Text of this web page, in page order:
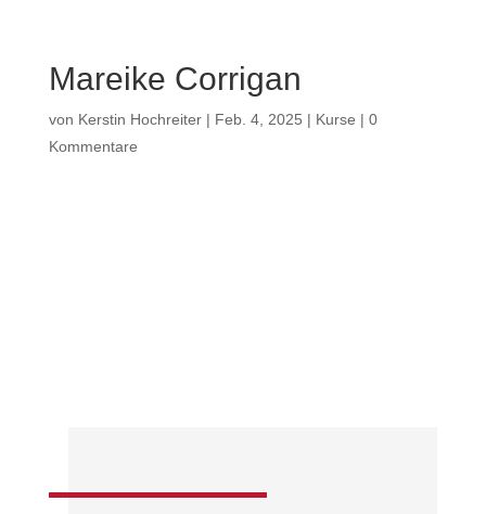
Mareike Corrigan
von Kerstin Hochreiter| Feb. 4, 2025 | Kurse | 0
Kommentare